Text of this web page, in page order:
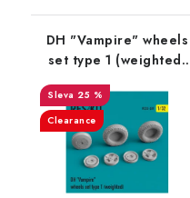
DH "Vampire" wheels
set type 1 (weighted)
25 %
Clearance